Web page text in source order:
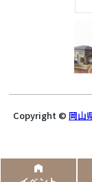
Copyright © 岡山